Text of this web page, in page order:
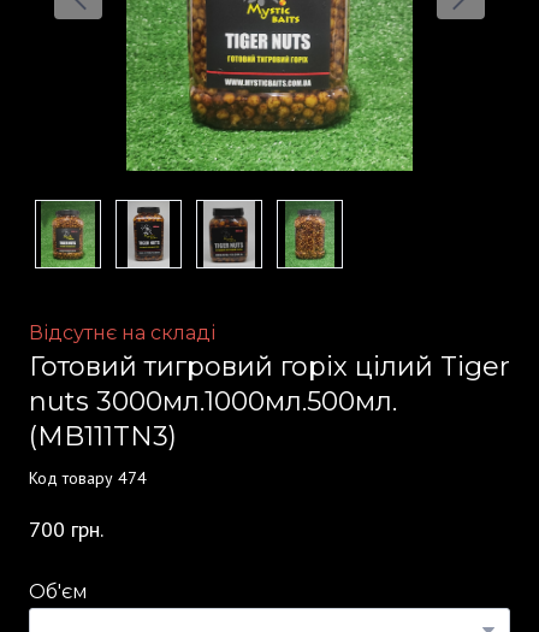
Відсутнє на складі
Готовий тигровий горіх цілий Tiger
nuts 3000мл.1000мл.500мл.
(MB111TN3)
Код товару 474
700 грн.
Об'єм